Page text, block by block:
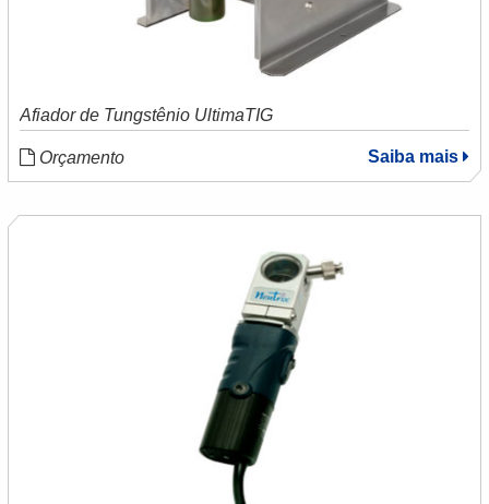
Afiador de Tungstênio UltimaTIG
Orçamento Saiba mais